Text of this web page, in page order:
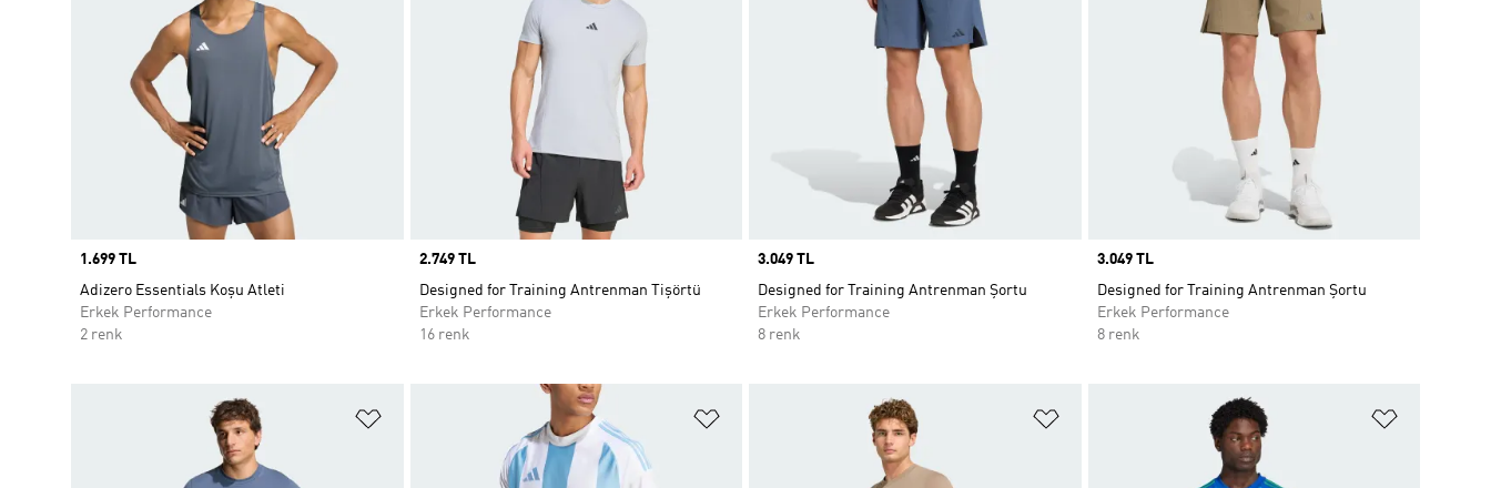
Price
1.699 TL
Adizero Essentials Koşu Atleti
Erkek Performance
2 renk
Price
2.749 TL
Designed for Training Antrenman Tişörtü
Erkek Performance
16 renk
Price
3.049 TL
Designed for Training Antrenman Şortu
Erkek Performance
8 renk
Price
3.049 TL
Designed for Training Antrenman Şortu
Erkek Performance
8 renk
Favori Listesine Ekle Favori Listesine Ekle